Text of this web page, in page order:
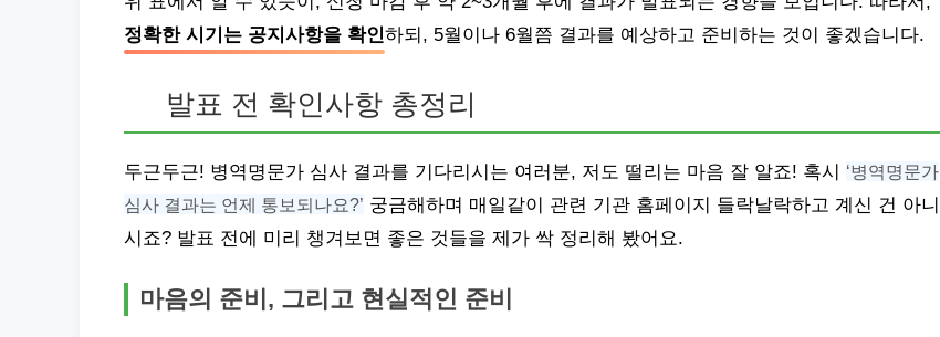
정확한 시기는 공지사항을 확인하되, 5월이나 6월쯤 결과를 예상하고 준비하는 것이 좋겠습니다.
발표 전 확인사항 총정리
두근두근! 병역명문가 심사 결과를 기다리시는 여러분, 저도 떨리는 마음 잘 알죠! 혹시 ‘병역명문가
심사 결과는 언제 통보되나요?’ 궁금해하며 매일같이 관련 기관 홈페이지 들락날락하고 계신 건 아니
시죠? 발표 전에 미리 챙겨보면 좋은 것들을 제가 싹 정리해 봤어요.
마음의 준비, 그리고 현실적인 준비